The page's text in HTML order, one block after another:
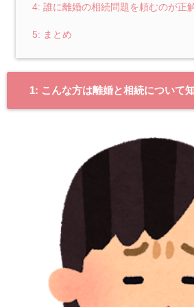
4: 誰に離婚の相続問題を頼むのが正
5: まとめ
1: こんな方は離婚と相続について